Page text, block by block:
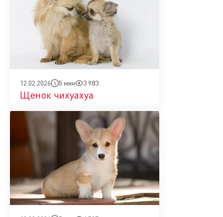
12.02.2026 5 мин 3 983
Щенок чихуахуа